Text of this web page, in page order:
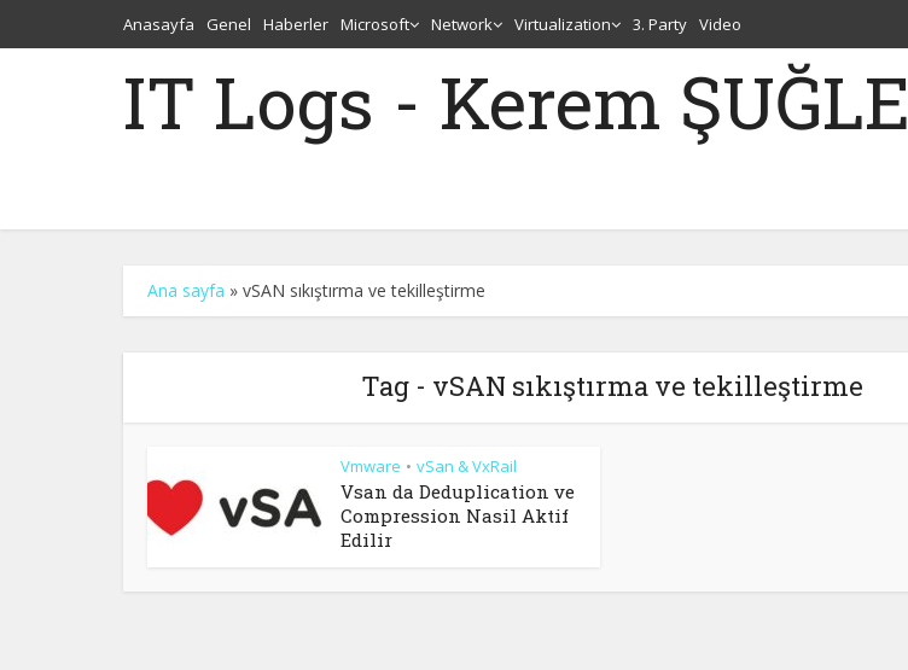
Anasayfa Genel Haberler Microsoft Network Virtualization 3. Party Video
IT Logs - Kerem ŞUĞLE
Ana sayfa » vSAN sıkıştırma ve tekilleştirme
Tag - vSAN sıkıştırma ve tekilleştirme
Vmware • vSan & VxRail
Vsan da Deduplication ve
Compression Nasil Aktif
Edilir